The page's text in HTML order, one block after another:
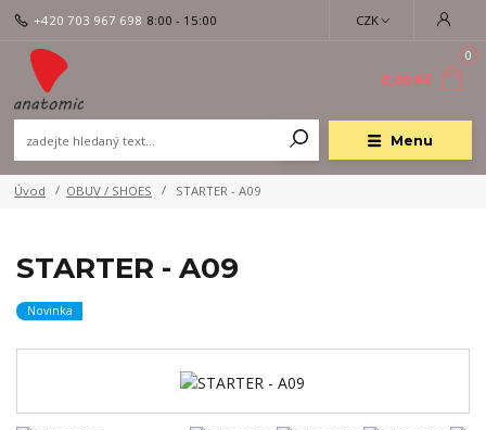
Menu
CZK
+420 703 967 698 8:00 - 15:00
0
0,00 Kč
Úvod OBUV / SHOES STARTER - A09
STARTER - A09
Novinka